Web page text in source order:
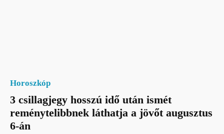
Horoszkóp
3 csillagjegy hosszú idő után ismét
reménytelibbnek láthatja a jövőt augusztus
6-án